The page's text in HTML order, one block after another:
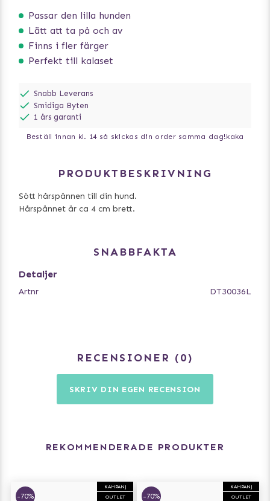
Passar den lilla hunden
Lätt att ta på och av
Finns i fler färger
Perfekt till kalaset
Snabb Leverans
Smidiga Byten
1 års garanti
Beställ innan kl. 14 så skickas din order samma dag!kaka
PRODUKTBESKRIVNING
Sött hårspännen till din hund.
Hårspännet är ca 4 cm brett.
SNABBFAKTA
Detaljer
Artnr DT30036L
RECENSIONER 0
SKRIV DIN EGEN RECENSION
REKOMMENDERADE PRODUKTER
KAMPANJ
OUTLET
-70%
KAMPANJ
OUTLET
-70%